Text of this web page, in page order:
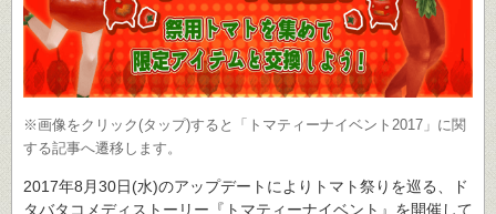
※画像をクリック(タップ)すると「トマティーナイベント2017」に関
する記事へ遷移します。
2017年8月30日(水)のアップデートによりトマト祭りを巡る、ド
タバタコメディストーリー『トマティーナイベント』を開催して